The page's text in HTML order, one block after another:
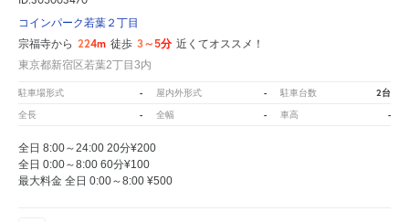
コインパーク若葉２丁目
宗福寺から 224m 徒歩 3～5分 近くてオススメ！
東京都新宿区若葉2丁目3内
駐車場形式 - 屋内外形式 - 駐車台数 2台
全長 - 全幅 - 車高 -
全日 8:00～24:00 20分¥200
全日 0:00～8:00 60分¥100
最大料金 全日 0:00～8:00 ¥500